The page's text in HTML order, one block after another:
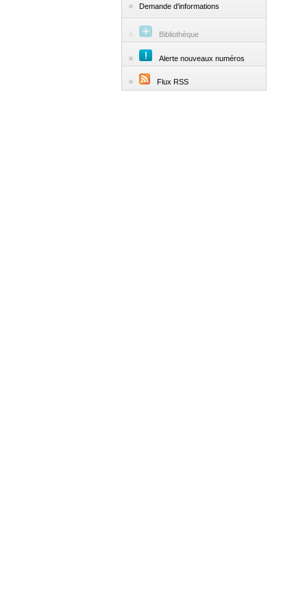
Demande d'informations
Bibliothèque
Alerte nouveaux numéros
Flux RSS